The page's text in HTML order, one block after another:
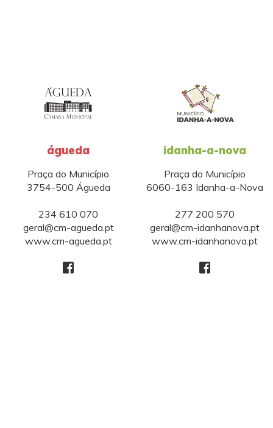
águeda
Praça do Município
3754-500 Águeda
234 610 070
geral@cm-agueda.pt
www.cm-agueda.pt
idanha-a-nova
Praça do Município
6060-163 Idanha-a-Nova
277 200 570
geral@cm-idanhanova.pt
www.cm-idanhanova.pt